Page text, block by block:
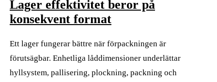
Lager effektivitet beror på
konsekvent format
Ett lager fungerar bättre när förpackningen är
förutsägbar. Enhetliga låddimensioner underlättar
hyllsystem, pallisering, plockning, packning och